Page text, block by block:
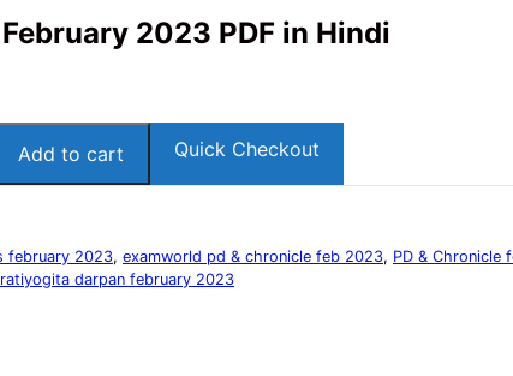
2023 PDF in Hindi
Add to cart Quick Checkout
february 2023, examworld pd & chronicle feb 2023, PD & Chronicle
darpan february 2023